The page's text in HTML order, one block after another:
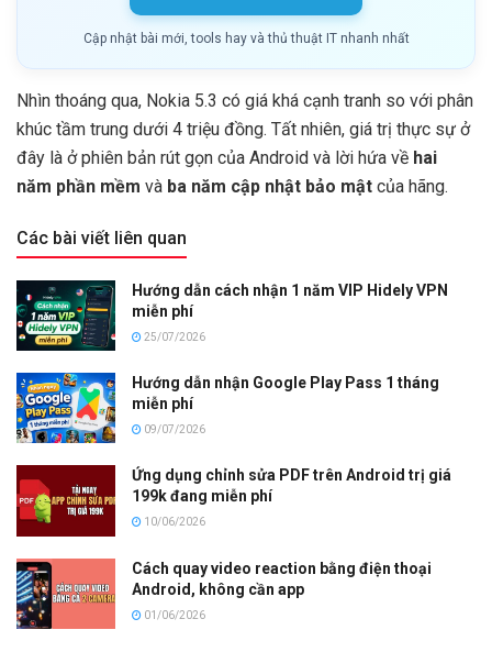
Cập nhật bài mới, tools hay và thủ thuật IT nhanh nhất
Nhìn thoáng qua, Nokia 5.3 có giá khá cạnh tranh so với phân
khúc tầm trung dưới 4 triệu đồng. Tất nhiên, giá trị thực sự ở
đây là ở phiên bản rút gọn của Android và lời hứa về hai
năm phần mềm và ba năm cập nhật bảo mật của hãng.
Các bài viết liên quan
Hướng dẫn cách nhận 1 năm VIP Hidely VPN
miễn phí
25/07/2026
Hướng dẫn nhận Google Play Pass 1 tháng
miễn phí
09/07/2026
Ứng dụng chỉnh sửa PDF trên Android trị giá
199k đang miễn phí
10/06/2026
Cách quay video reaction bằng điện thoại
Android, không cần app
01/06/2026